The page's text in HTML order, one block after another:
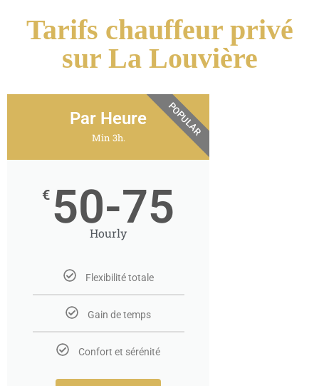
Tarifs chauffeur privé
sur La Louvière
Par Heure
Min 3h.
€ 50-75
Hourly
Flexibilité totale
Gain de temps
Confort et sérénité
POPULAR